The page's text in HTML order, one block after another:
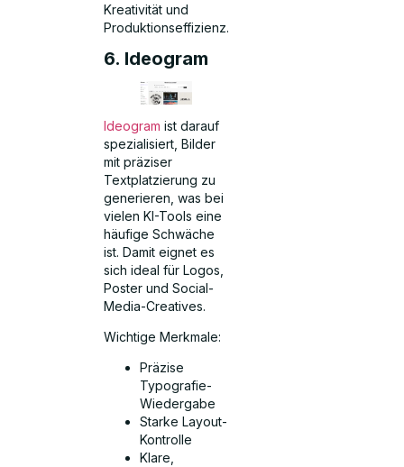
Kreativität und
Produktionseffizienz.
6. Ideogram
Ideogram ist darauf
spezialisiert, Bilder
mit präziser
Textplatzierung zu
generieren, was bei
vielen KI-Tools eine
häufige Schwäche
ist. Damit eignet es
sich ideal für Logos,
Poster und Social-
Media-Creatives.
Wichtige Merkmale:
Präzise
Typografie-
Wiedergabe
Starke Layout-
Kontrolle
Klare,